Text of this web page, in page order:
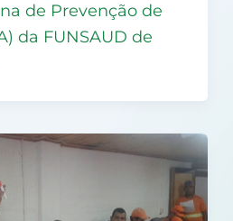
de Prevenção de
da FUNSAUD de